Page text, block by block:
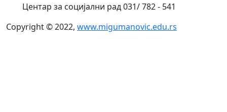
Центар за социјални рад 031/ 782 - 541
Copyright © 2022, www.migumanovic.edu.rs